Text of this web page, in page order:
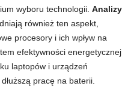
wyboru technologii. Analizy
również ten aspekt,
procesory i ich wpływ na
efektywności energetycznej
laptopów i urządzeń
pracę na baterii.